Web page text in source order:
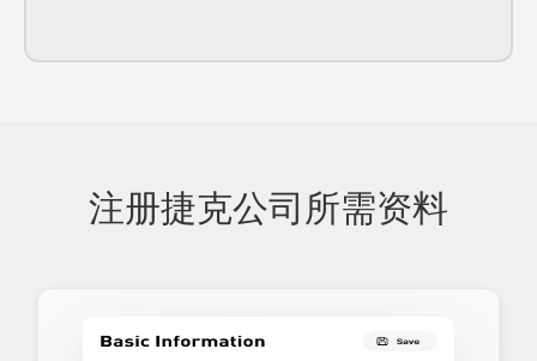
注册捷克公司所需资料